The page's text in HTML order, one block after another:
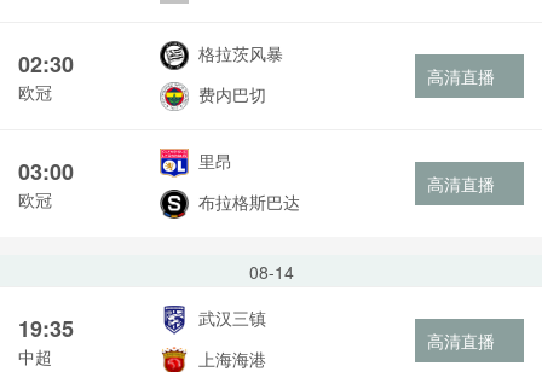
02:30
欧冠
格拉茨风暴
费内巴切
高清直播
03:00
欧冠
里昂
布拉格斯巴达
高清直播
08-14
19:35
中超
武汉三镇
上海海港
高清直播